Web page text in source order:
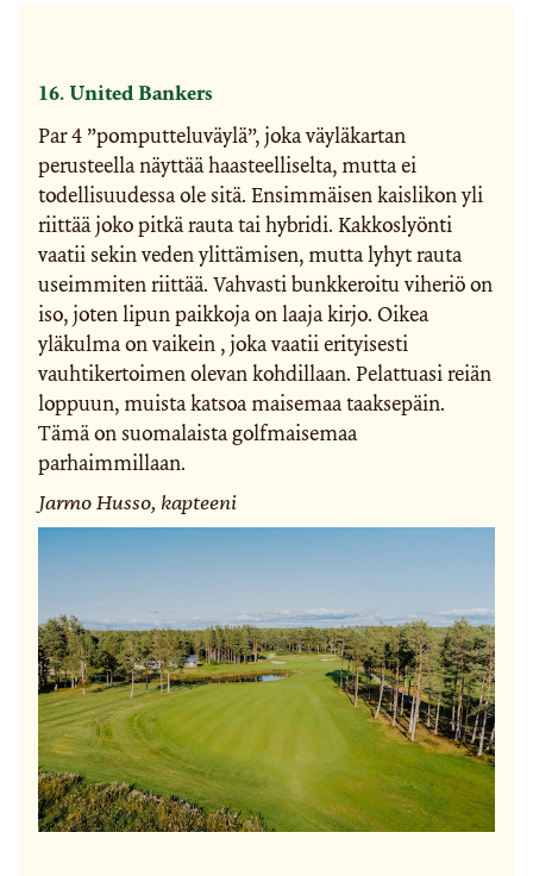
16. United Bankers
Par 4 ”pomputteluväylä”, joka väyläkartan
perusteella näyttää haasteelliselta, mutta ei
todellisuudessa ole sitä. Ensimmäisen kaislikon yli
riittää joko pitkä rauta tai hybridi. Kakkoslyönti
vaatii sekin veden ylittämisen, mutta lyhyt rauta
useimmiten riittää. Vahvasti bunkkeroitu viheriö on
iso, joten lipun paikkoja on laaja kirjo. Oikea
yläkulma on vaikein , joka vaatii erityisesti
vauhtikertoimen olevan kohdillaan. Pelattuasi reiän
loppuun, muista katsoa maisemaa taaksepäin.
Tämä on suomalaista golfmaisemaa
parhaimmillaan.
Jarmo Husso, kapteeni